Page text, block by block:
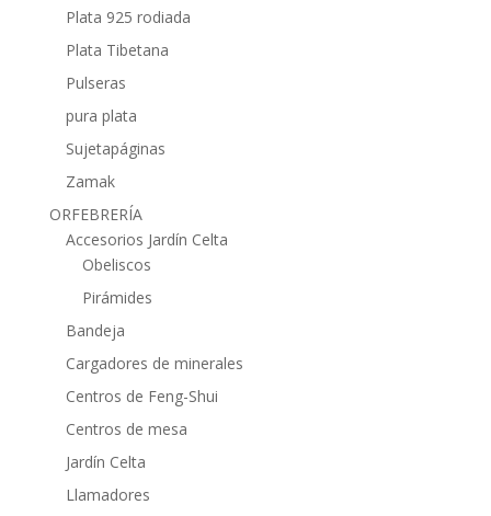
Plata 925 rodiada
Plata Tibetana
Pulseras
pura plata
Sujetapáginas
Zamak
ORFEBRERÍA
Accesorios Jardín Celta
Obeliscos
Pirámides
Bandeja
Cargadores de minerales
Centros de Feng-Shui
Centros de mesa
Jardín Celta
Llamadores